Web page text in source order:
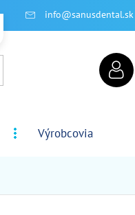
info@sanusdental.sk
Výrobcovia